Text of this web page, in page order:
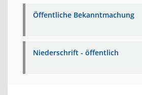
Öffentliche Bekanntmachung
Niederschrift - öffentlich